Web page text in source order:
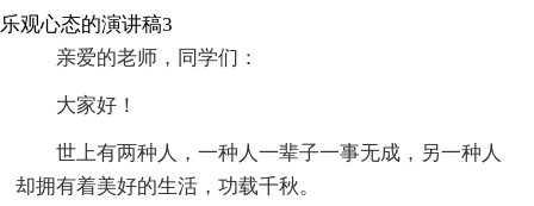
乐观心态的演讲稿3
亲爱的老师，同学们：
大家好！
世上有两种人，一种人一辈子一事无成，另一种人
却拥有着美好的生活，功载千秋。